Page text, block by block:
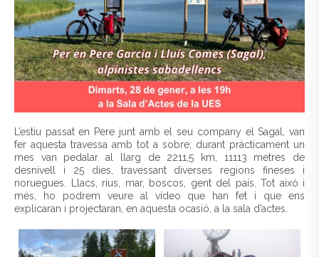
L’estiu passat en Pere junt amb el seu company el Sagal, van
fer aquesta travessa amb tot a sobre; durant pràcticament un
mes van pedalar al llarg de 2211,5 km, 11113 metres de
desnivell i 25 dies, travessant diverses regions fineses i
noruegues. Llacs, rius, mar, boscos, gent del país. Tot això i
més, ho podrem veure al vídeo que han fet i que ens
explicaran i projectaran, en aquesta ocasió, a la sala d’actes.